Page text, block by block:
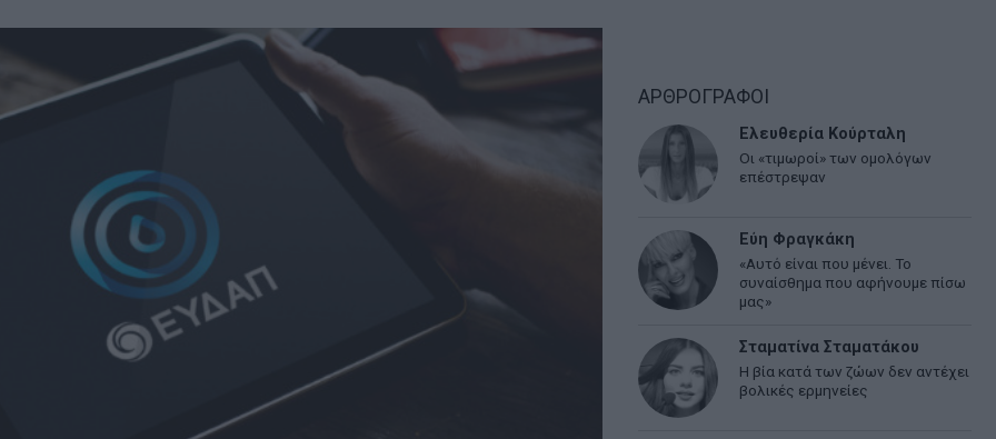
ΑΡΘΡΟΓΡΑΦΟΙ
Ελευθερία Κούρταλη
Οι «τιμωροί» των ομολόγων
επέστρεψαν
Εύη Φραγκάκη
«Αυτό είναι που μένει. Το
συναίσθημα που αφήνουμε πίσω
μας»
Σταματίνα Σταματάκου
Η βία κατά των ζώων δεν αντέχει
βολικές ερμηνείες